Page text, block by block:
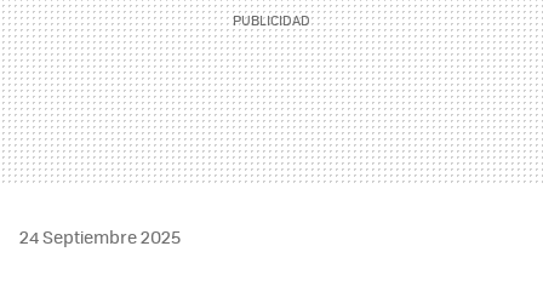
24 Septiembre 2025